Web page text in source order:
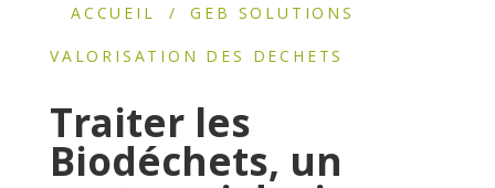
ACCUEIL / GEB SOLUTIONS
VALORISATION DES DECHETS
Traiter les
Biodéchets, un